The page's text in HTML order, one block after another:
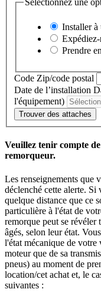
Sélectionnez une
Installer à
Prendre
Code Zip/code postal
Date de l’installation
l'équipement)
Trouver des attaches
Veuillez tenir compte
remorqueur.
Les renseignements que
déclenché cette alerte.
quelque distance que ce
particulière à l'état de
remorque peut se révéler
âgés, selon leur état.
l'état mécanique de votre
moteur que de sa
pneus) au moment de
location/cet achat et, le
suivantes :